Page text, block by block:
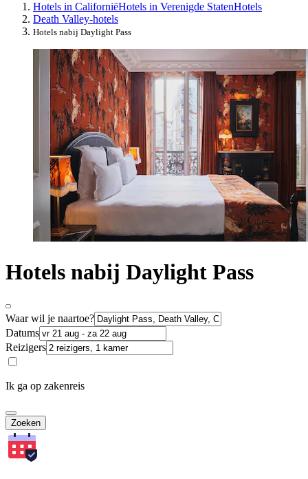
Hotels in CaliforniëHotels in Verenigde StatenHotels
Death Valley-hotels
Hotels nabij Daylight Pass
Hotels nabij Daylight Pass
Waar wil je naartoe?
Datums
Reizigers
Ik ga op zakenreis
Zoeken